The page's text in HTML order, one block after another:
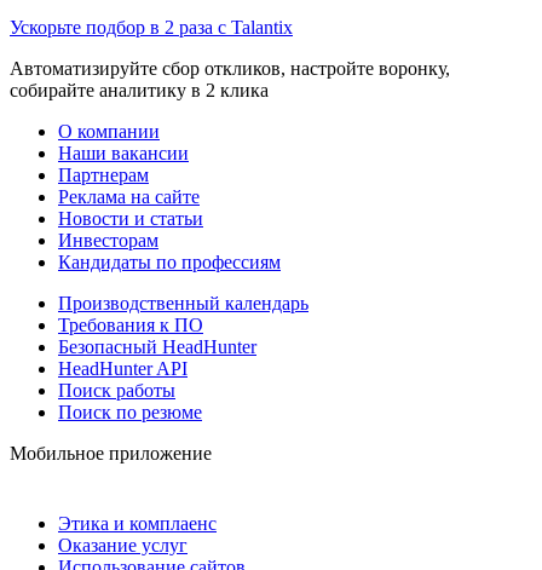
Ускорьте подбор в 2 раза с Talantix
Автоматизируйте сбор откликов, настройте воронку,
собирайте аналитику в 2 клика
О компании
Наши вакансии
Партнерам
Реклама на сайте
Новости и статьи
Инвесторам
Кандидаты по профессиям
Производственный календарь
Требования к ПО
Безопасный HeadHunter
HeadHunter API
Поиск работы
Поиск по резюме
Мобильное приложение
Этика и комплаенс
Оказание услуг